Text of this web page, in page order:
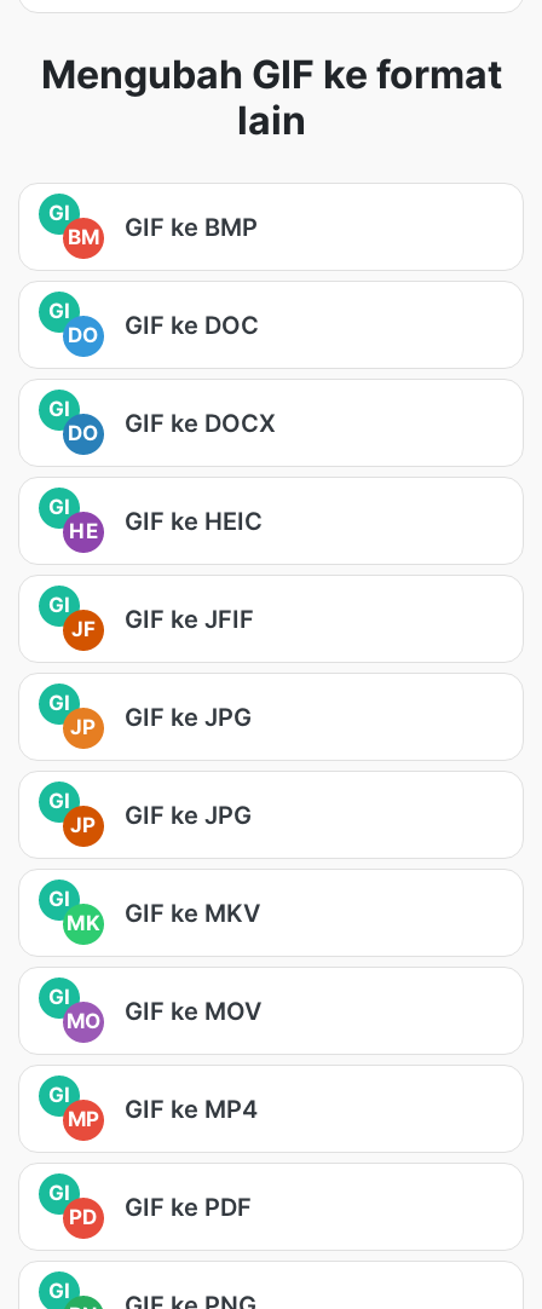
Mengubah GIF ke format
lain
GI
BM
GIF ke BMP
GI
DO
GIF ke DOC
GI
DO
GIF ke DOCX
GI
HE
GIF ke HEIC
GI
JF
GIF ke JFIF
GI
JP
GIF ke JPG
GI
JP
GIF ke JPG
GI
MK
GIF ke MKV
GI
MO
GIF ke MOV
GI
MP
GIF ke MP4
GI
PD
GIF ke PDF
GI